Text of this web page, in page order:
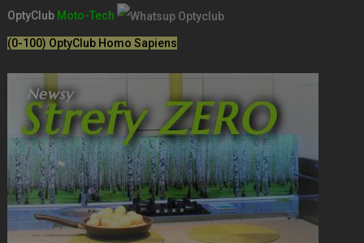
OptyClub Moto-Tech
(0-100) OptyClub Homo Sapiens